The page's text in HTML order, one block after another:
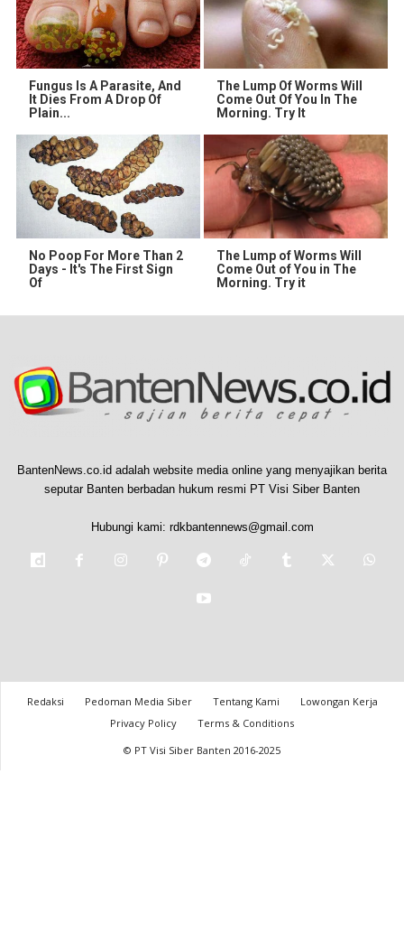
Fungus Is A Parasite, And
It Dies From A Drop Of
Plain...
The Lump Of Worms Will
Come Out Of You In The
Morning. Try It
No Poop For More Than 2
Days - It's The First Sign
Of
The Lump of Worms Will
Come Out of You in The
Morning. Try it
BantenNews.co.id adalah website media online yang menyajikan berita
seputar Banten berbadan hukum resmi PT Visi Siber Banten
Hubungi kami: rdkbantennews@gmail.com
Redaksi Pedoman Media Siber Tentang Kami
Lowongan Kerja
Privacy Policy
Terms & Conditions
© PT Visi Siber Banten 2016-2025